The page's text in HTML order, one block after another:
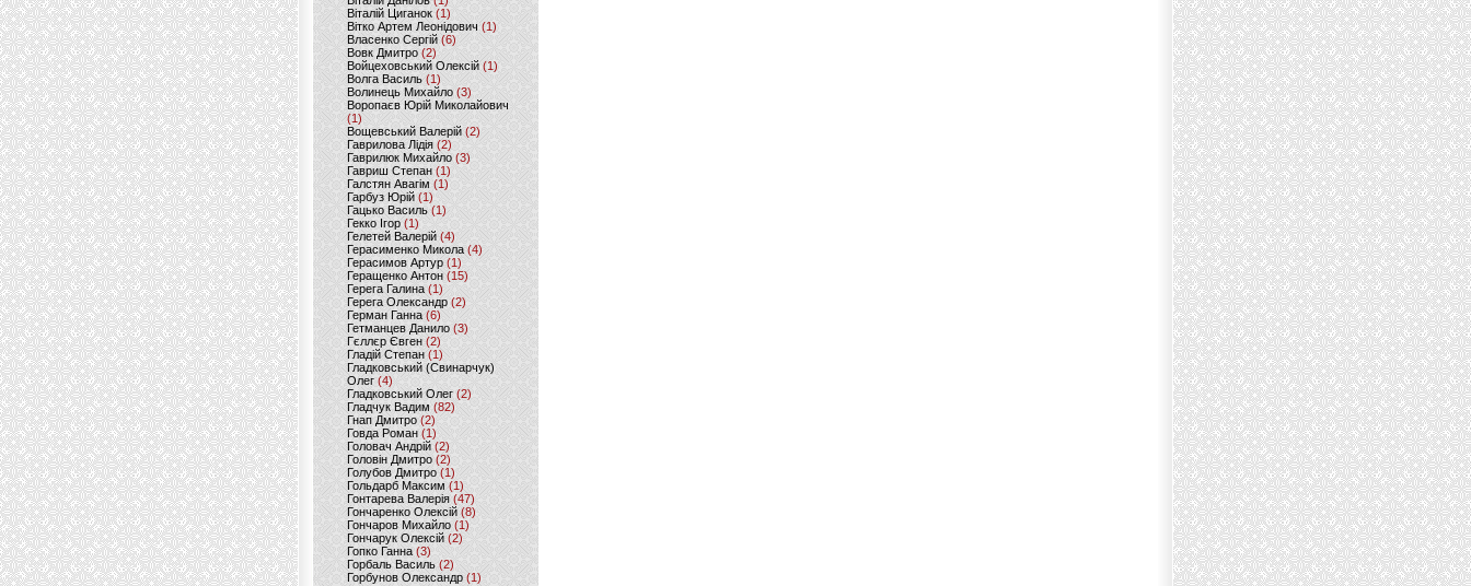
Віталій Циганок (1)
Вітко Артем Леонідович(1)
Власенко Сергій (6)
Вовк Дмитро(2)
Войцеховський Олексій(1)
Волга Василь (1)
Волинець Михайло (3)
Воропаєв Юрій Миколайович
(1)
Вощевський Валерій(2)
Гаврилова Лідія (2)
Гаврилюк Михайло (3)
Гавриш Степан (1)
Галстян Авагім (1)
Гарбуз Юрій (1)
Гацько Василь (1)
Гекко Ігор(1)
Гелетей Валерій (4)
Герасименко Микола (4)
Герасимов Артур (1)
Геращенко Антон(15)
Герега Галина (1)
Герега Олександр (2)
Герман Ганна (6)
Гетманцев Данило (3)
Гєллєр Євген (2)
Гладій Степан(1)
Гладковський (Свинарчук)
Олег (4)
Гладковський Олег (2)
Гладчук Вадим (82)
Гнап Дмитро (2)
Говда Роман(1)
Головач Андрій (2)
Головін Дмитро (2)
Голубов Дмитро (1)
Гольдарб Максим(1)
Гонтарева Валерія (47)
Гончаренко Олексій(8)
Гончаров Михайло (1)
Гончарук Олексій (2)
Гопко Ганна (3)
Горбаль Василь (2)
Горбунов Олександр (1)